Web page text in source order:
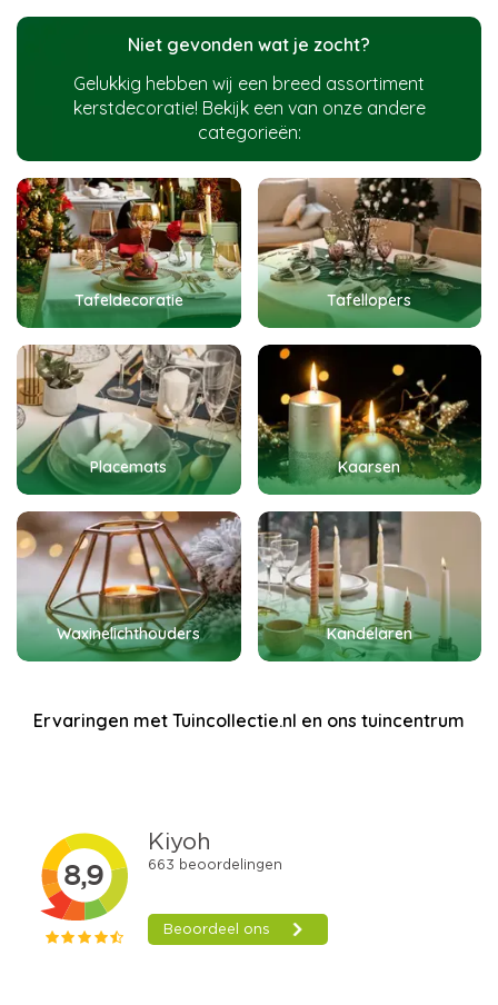
Niet gevonden wat je zocht?
Gelukkig hebben wij een breed assortiment
kerstdecoratie! Bekijk een van onze andere
categorieën:
Tafeldecoratie Tafellopers
Placemats Kaarsen
Waxinelichthouders Kandelaren
Ervaringen met Tuincollectie.nl en ons tuincentrum